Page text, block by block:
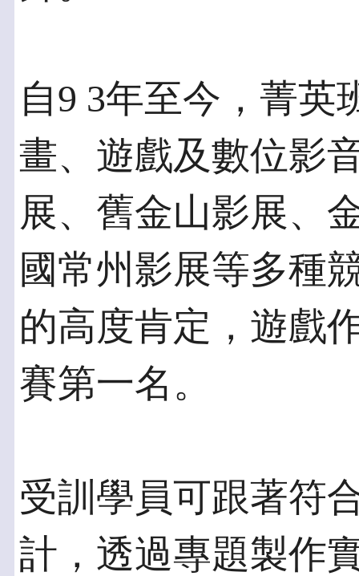
自9 3年至今，菁英
畫、遊戲及數位影
展、舊金山影展、
國常州影展等多種
的高度肯定，遊戲
賽第一名。
受訓學員可跟著符
計，透過專題製作